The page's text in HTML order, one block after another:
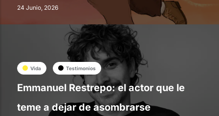
24 Junio, 2026
Vida Testimonios
Emmanuel Restrepo: el actor que le
teme a dejar de asombrarse